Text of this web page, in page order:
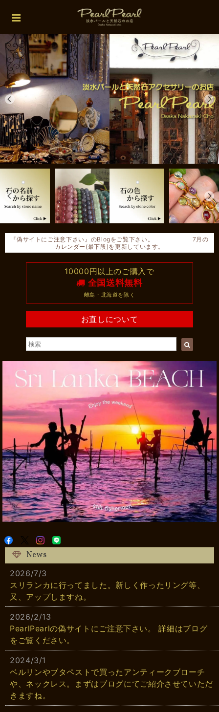
『偽サイトにご注意下さい』のBlogをご覧下さい。 7月の
カレンダー(最下段)を更新しています。
10000円以上のご購入で
全国送料無料
離島・北海道を除く
お直しについて
News
2026/7/3
スリランカに行ってました。新しく作ったリング等、
又、アップしますね。
2026/2/13
PearlPearlの偽サイトにご注意下さい。 詳細はブログ
をご覧ください。
2024/3/1
ベルリンやブタペストで買ったアンティークブローチ
や、ネックレス。まずはブログにてご紹介させていただ
きますね。